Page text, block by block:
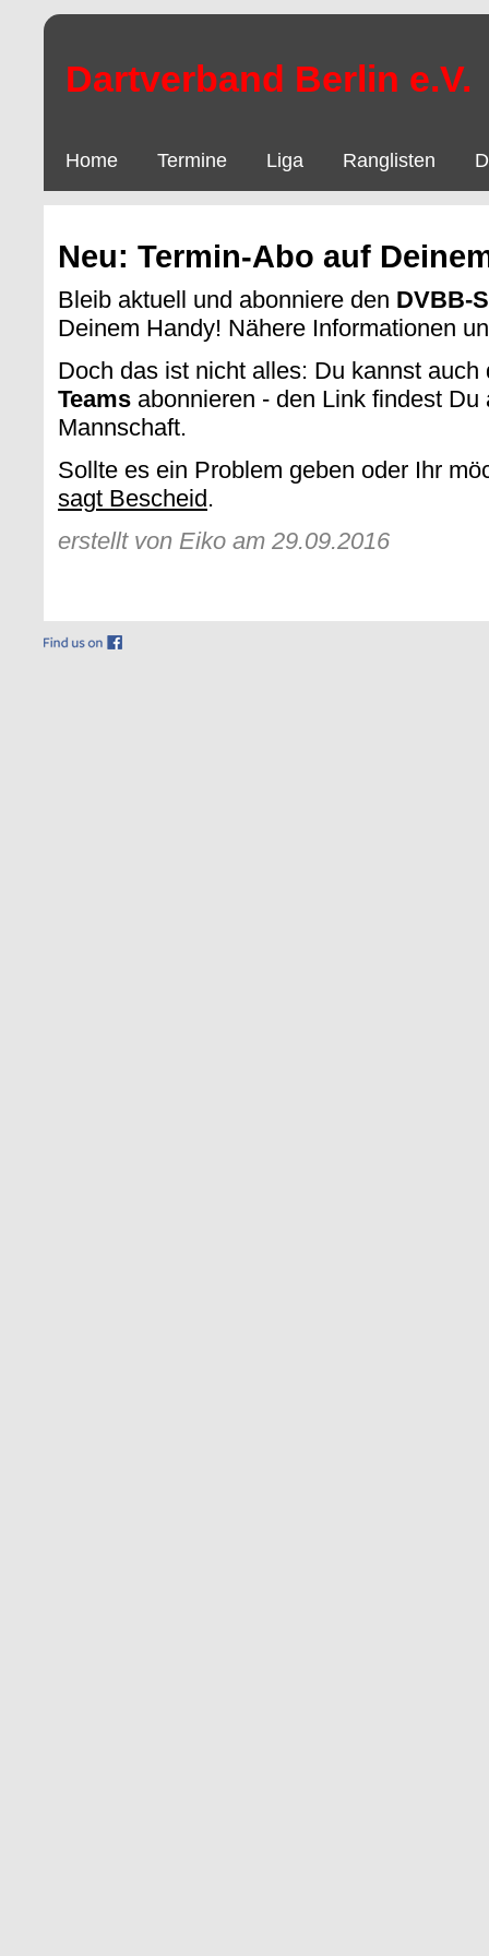
Dartverband Berlin e.V.
Home Termine Liga Ranglisten
Neu: Termin-Abo auf
Bleib aktuell und abonniere den DVBB-
Deinem Handy! Nähere Informationen
Doch das ist nicht alles: Du kannst
Teams abonnieren - den Link findest
Mannschaft.
Sollte es ein Problem geben oder Ihr
sagt Bescheid .
erstellt von Eiko am 29.09.2016